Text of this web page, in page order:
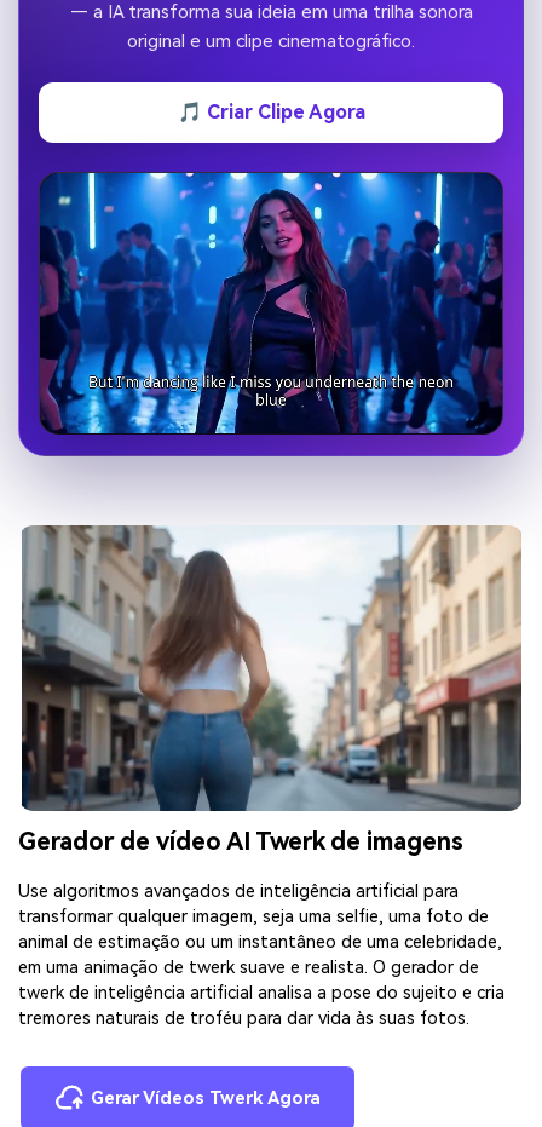
— a IA transforma sua ideia em uma trilha sonora
original e um clipe cinematográfico.
🎵 Criar Clipe Agora
Gerador de vídeo AI Twerk de imagens
Use algoritmos avançados de inteligência artificial para
transformar qualquer imagem, seja uma selfie, uma foto de
animal de estimação ou um instantâneo de uma celebridade,
em uma animação de twerk suave e realista. O gerador de
twerk de inteligência artificial analisa a pose do sujeito e cria
tremores naturais de troféu para dar vida às suas fotos.
Gerar Vídeos Twerk Agora